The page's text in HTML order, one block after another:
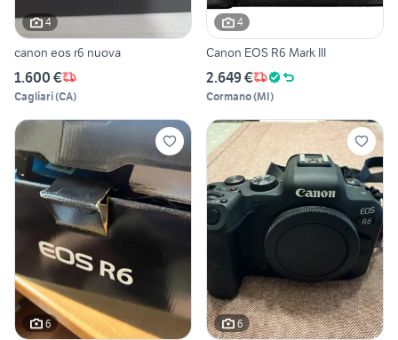
4
canon eos r6 nuova
1.600 €
Cagliari(CA)
4
Canon EOS R6 Mark III
2.649 €
Cormano(MI)
6 6